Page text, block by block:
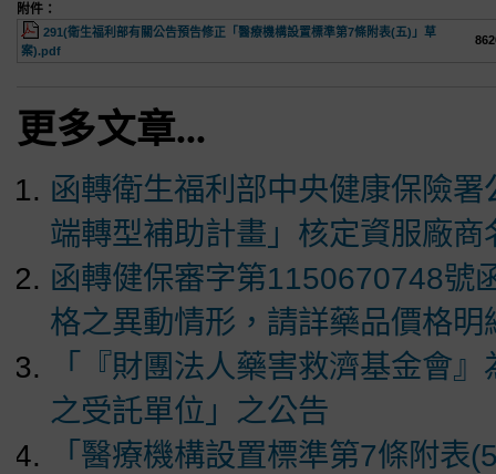
附件：
291(衛生福利部有關公告預告修正「醫療機構設置標準第7條附表(五)」草
案).pdf
更多文章...
函轉衛生福利部中央健康保險
端轉型補助計畫」核定資服廠商
函轉健保審字第1150670748號
格之異動情形，請詳藥品價格明
「『財團法人藥害救濟基金會
之受託單位」之公告
「醫療機構設置標準第7條附